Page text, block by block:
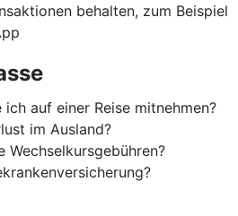
behalten, zum Beispiel
auf einer Reise mitnehmen?
im Ausland?
Wechselkursgebühren?